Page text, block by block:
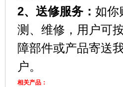
2、送修服务： 如你
测、维修，用户可
障部件或产品寄送
户。
相关产品：